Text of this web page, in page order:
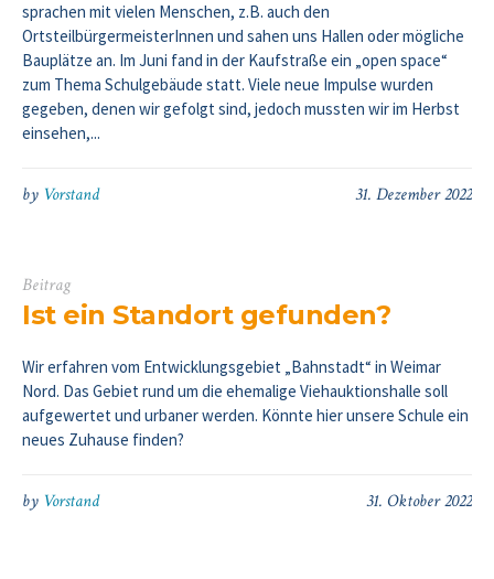
sprachen mit vielen Menschen, z.B. auch den
OrtsteilbürgermeisterInnen und sahen uns Hallen oder mögliche
Bauplätze an. Im Juni fand in der Kaufstraße ein „open space“
zum Thema Schulgebäude statt. Viele neue Impulse wurden
gegeben, denen wir gefolgt sind, jedoch mussten wir im Herbst
einsehen,...
31. Dezember 2022
by Vorstand
Beitrag
Ist ein Standort gefunden?
Wir erfahren vom Entwicklungsgebiet „Bahnstadt“ in Weimar
Nord. Das Gebiet rund um die ehemalige Viehauktionshalle soll
aufgewertet und urbaner werden. Könnte hier unsere Schule ein
neues Zuhause finden?
31. Oktober 2022
by Vorstand